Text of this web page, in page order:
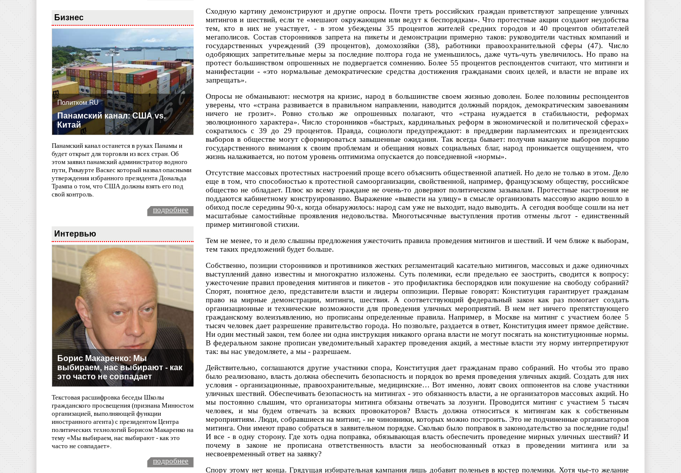
Бизнес
Политком.RU
Панамский канал: США vs.
Китай
Панамский канал останется в руках Панамы и
будет открыт для торговли из всех стран. Об
этом заявил панамский администратор водного
пути, Рикаурте Васкес который назвал опасными
утверждения избранного президента Дональда
Трампа о том, что США должны взять его под
свой контроль.
подробнее
Интервью
Борис Макаренко: Мы
выбираем, нас выбирают - как
это часто не совпадает
Текстовая расшифровка беседы Школы
гражданского просвещения (признана Минюстом
организацией, выполняющей функции
иностранного агента) с президентом Центра
политических технологий Борисом Макаренко на
тему «Мы выбираем, нас выбирают - как это
часто не совпадает».
подробнее
Сходную картину демонстрируют и другие опросы. Почти треть российских граждан приветствуют запрещение уличных
митингов и шествий, если те «мешают окружающим или ведут к беспорядкам». Что протестные акции создают неудобства
тем, кто в них не участвует, - в этом убеждены 35 процентов жителей средних городов и 40 процентов обитателей
мегаполисов. Состав сторонников запрета на пикеты и демонстрации примерно таков: руководители частных компаний и
государственных учреждений (39 процентов), домохозяйки (38), работники правоохранительной сферы (47). Число
одобряющих запретительные меры за последние полтора года не уменьшилось, даже чуть-чуть увеличилось. Но право на
протест большинством опрошенных не подвергается сомнению. Более 55 процентов респондентов считают, что митинги и
манифестации - «это нормальные демократические средства достижения гражданами своих целей, и власти не вправе их
запрещать».
Опросы не обманывают: несмотря на кризис, народ в большинстве своем жизнью доволен. Более половины респондентов
уверены, что «страна развивается в правильном направлении, наводится должный порядок, демократическим завоеваниям
ничего не грозит». Ровно столько же опрошенных полагают, что «страна нуждается в стабильности, реформах
эволюционного характера». Число сторонников «быстрых, кардинальных реформ в экономической и политической сферах»
сократилось с 39 до 29 процентов. Правда, социологи предупреждают: в преддверии парламентских и президентских
выборов в обществе могут сформироваться завышенные ожидания. Так всегда бывает: получив накануне выборов порцию
государственного внимания к своим проблемам и обещания новых социальных благ, народ проникается ощущением, что
жизнь налаживается, но потом уровень оптимизма опускается до повседневной «нормы».
Отсутствие массовых протестных настроений проще всего объяснить общественной апатией. Но дело не только в этом. Дело
еще в том, что способностью к протестной самоорганизации, свойственной, например, французскому обществу, российское
общество не обладает. Плюс ко всему граждане не очень-то доверяют политическим зазывалам. Протестные настроения не
поддаются кабинетному конструированию. Выражение «вывести на улицу» в смысле организовать массовую акцию вошло в
обиход после середины 90-х, когда обнаружилось: народ сам уже не выходит, надо выводить. А сегодня вообще сошли на нет
масштабные самостийные проявления недовольства. Многотысячные выступления против отмены льгот - единственный
пример митинговой стихии.
Тем не менее, то и дело слышны предложения ужесточить правила проведения митингов и шествий. И чем ближе к выборам,
тем таких предложений будет больше.
Собственно, позиции сторонников и противников жестких регламентаций касательно митингов, массовых и даже одиночных
выступлений давно известны и многократно изложены. Суть полемики, если предельно ее заострить, сводится к вопросу:
ужесточение правил проведения митингов и пикетов - это профилактика беспорядков или покушение на свободу собраний?
Спорят, понятное дело, представители власти и лидеры оппозиции. Первые говорят: Конституция гарантирует гражданам
право на мирные демонстрации, митинги, шествия. А соответствующий федеральный закон как раз помогает создать
организационные и технические возможности для проведения уличных мероприятий. В нем нет ничего препятствующего
гражданскому волеизъявлению, но прописаны определенные правила. Например, в Москве на митинг с участием более 5
тысяч человек дает разрешение правительство города. Но позвольте, раздается в ответ, Конституция имеет прямое действие.
Ни один местный закон, тем более ни одна инструкция никакого органа власти не могут посягать на конституционные нормы.
В федеральном законе прописан уведомительный характер проведения акций, а местные власти эту норму интерпретируют
так: вы нас уведомляете, а мы - разрешаем.
Действительно, соглашаются другие участники спора, Конституция дает гражданам право собраний. Но чтобы это право
было реализовано, власть должна обеспечить безопасность и порядок во время проведения уличных акций. Создать для них
условия - организационные, правоохранительные, медицинские… Вот именно, ловят своих оппонентов на слове участники
уличных шествий. Обеспечивать безопасность на митингах - это обязанность власти, а не организаторов массовых акций. Но
мы постоянно слышим, что организаторы митинга обязаны отвечать за лозунги. Проводится митинг с участием 5 тысяч
человек, и мы будем отвечать за всяких провокаторов? Власть должна относиться к митингам как к собственным
мероприятиям. Люди, собравшиеся на митинг, - не чиновники, которых можно построить. Это не подчиненные организаторов
митинга. Они имеют право собраться в заявительном порядке. Сколько было поправок в законодательство за последние годы!
И все - в одну сторону. Где хоть одна поправка, обязывающая власть обеспечить проведение мирных уличных шествий? И
почему в законе не прописана ответственность власти за необоснованный отказ в проведении митинга или за
несвоевременный ответ на заявку?
Спору этому нет конца. Грядущая избирательная кампания лишь добавит поленьев в костер полемики. Хотя чье-то желание